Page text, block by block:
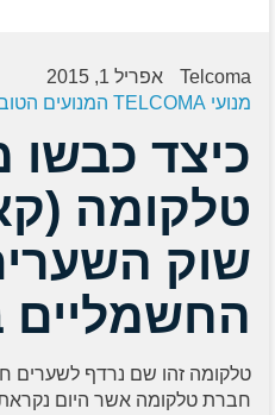
Telcoma
אפריל 1, 2015
מנועי TELCOMA המנועים הטובים בעולם
כיצד כבשו
טלקומה
שוק
החשמליים
טלקומה זהו שם נרדף לשערים
חברת טלקומה אשר היום נקראת